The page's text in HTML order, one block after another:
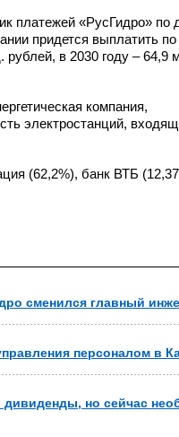
платежей «РусГидро» по
придется выплатить по
рублей, в 2030 году – 64,9
компания,
электростанций,
(62,2%), банк ВТБ
сменился главный
персоналом в
но сейчас